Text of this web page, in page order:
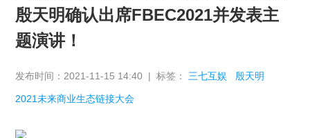
殷天明确认出席FBEC2021并发表主
题演讲！
发布时间：2021-11-15 14:40 | 标签： 三七互娱 殷天明
2021未来商业生态链接大会